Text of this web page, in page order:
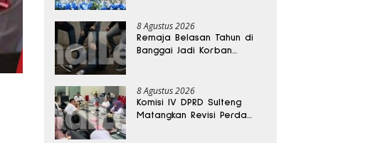
8 Agustus 2026
Remaja Belasan Tahun di
Banggai Jadi Korban
8 Agustus 2026
Komisi IV DPRD Sulteng
Matangkan Revisi Perda